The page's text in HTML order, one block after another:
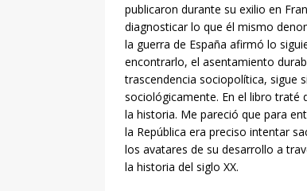
publicaron durante su exilio en
diagnosticar lo que él mismo
la guerra de España afirmó lo
encontrarlo, el asentamiento
trascendencia sociopolítica, sigue
sociológicamente. En el libro traté
la historia. Me pareció que para
la República era preciso intentar
los avatares de su desarrollo a
la historia del siglo XX.